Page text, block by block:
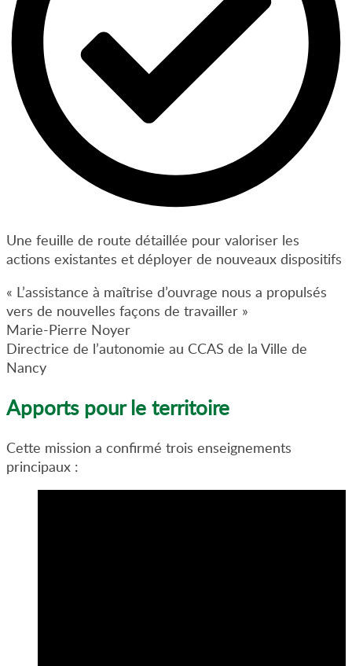
Une feuille de route détaillée pour valoriser les
actions existantes et déployer de nouveaux dispositifs
« L’assistance à maîtrise d’ouvrage nous a propulsés
vers de nouvelles façons de travailler »
Marie-Pierre Noyer
Directrice de l’autonomie au CCAS de la Ville de
Nancy
Apports pour le territoire
Cette mission a confirmé trois enseignements
principaux :